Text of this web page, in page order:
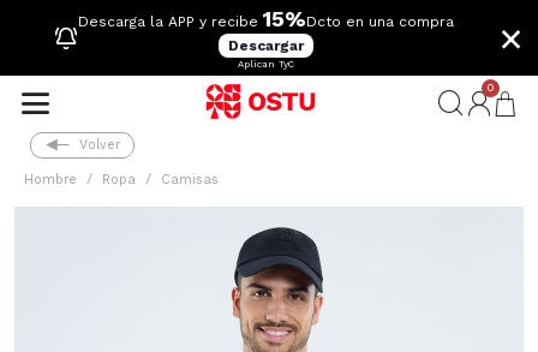
Descarga la APP y recibe 15%Dcto en una compra
Descargar
Aplican TyC
×
0
Volver
Hombre Ropa Camisas